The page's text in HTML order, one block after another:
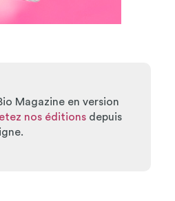
Magazine en version
nos éditions depuis